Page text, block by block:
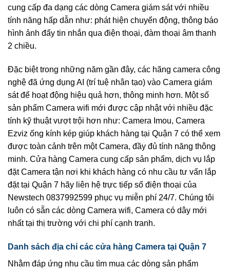
cung cấp đa dạng các dòng Camera giám sát với nhiều
tính năng hấp dẫn như: phát hiện chuyển động, thông báo
hình ảnh đẩy tin nhắn qua điện thoại, đàm thoại âm thanh
2 chiều.
Đặc biệt trong những năm gần đây, các hãng camera công
nghệ đã ứng dụng AI (trí tuệ nhân tạo) vào Camera giám
sát để hoạt động hiệu quả hơn, thông minh hơn. Một số
sản phẩm Camera wifi mới được cập nhật với nhiều đặc
tính kỹ thuật vượt trội hơn như: Camera Imou, Camera
Ezviz ống kính kép giúp khách hàng tại Quận 7 có thể xem
được toàn cảnh trên một Camera, đầy đủ tính năng thông
minh. Cửa hàng Camera cung cấp sản phẩm, dịch vụ lắp
đặt Camera tận nơi khi khách hàng có nhu cầu tư vấn lắp
đặt tại Quận 7 hãy liên hệ trực tiếp số điện thoại của
Newstech 0837992599 phục vụ miễn phí 24/7. Chúng tôi
luôn có sẵn các dòng Camera wifi, Camera có dây mới
nhất tại thị trường với chi phí cạnh tranh.
Danh sách địa chỉ các cửa hàng Camera tại Quận 7
Nhằm đáp ứng nhu cầu tìm mua các dòng sản phẩm